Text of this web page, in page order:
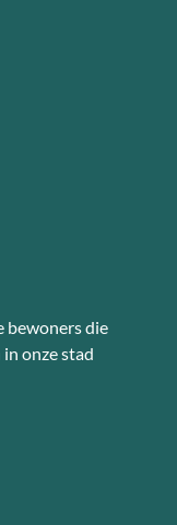
bewoners die
onze stad